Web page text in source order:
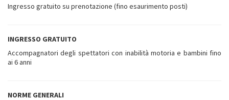
Ingresso gratuito su prenotazione (fino esaurimento posti)
INGRESSO GRATUITO
Accompagnatori degli spettatori con inabilità motoria e bambini fino
ai 6 anni
NORME GENERALI